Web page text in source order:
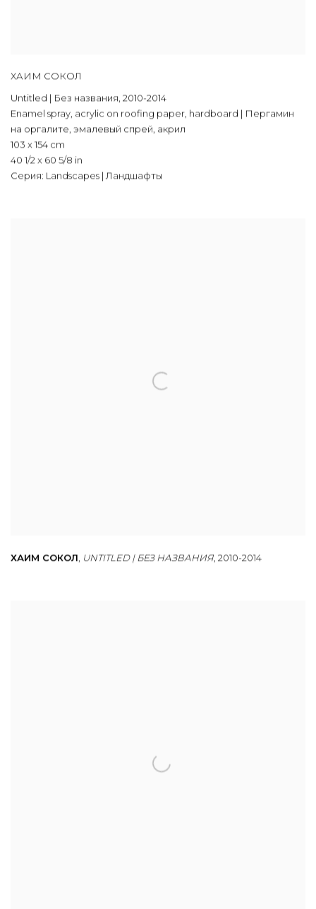
ХАИМ СОКОЛ
Untitled | Без названия, 2010-2014
Enamel spray, acrylic on roofing paper, hardboard | Пергамин
на оргалите, эмалевый спрей, акрил
103 x 154 cm
40 1/2 x 60 5/8 in
Серия: Landscapes | Ландшафты
ХАИМ СОКОЛ, UNTITLED | БЕЗ НАЗВАНИЯ, 2010-2014